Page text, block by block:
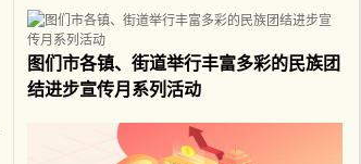
图们市各镇、街道举行丰富多彩的民族团
结进步宣传月系列活动